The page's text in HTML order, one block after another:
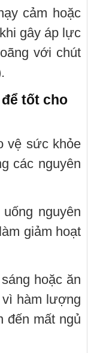
cảm hoặc
gây áp lực
với chút
tốt cho
vệ sức khỏe
các nguyên
uống nguyên
giảm hoạt
hoặc ăn
hàm lượng
đến mất ngủ